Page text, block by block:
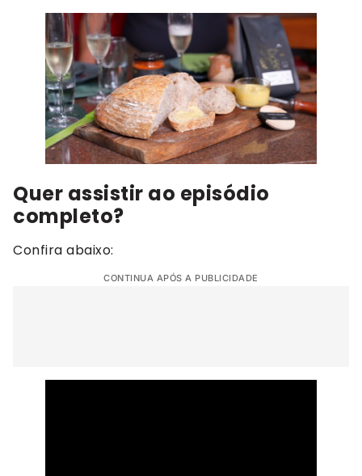
Quer assistir ao episódio
completo?
Confira abaixo:
CONTINUA APÓS A PUBLICIDADE